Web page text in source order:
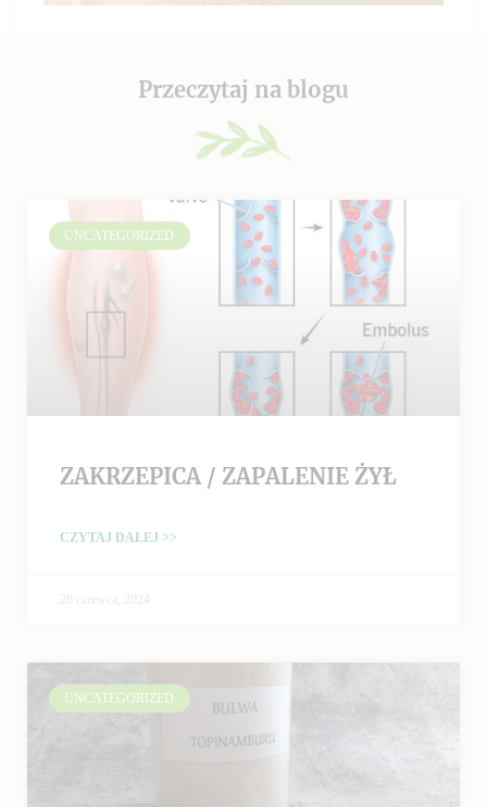
Przeczytaj na blogu
UNCATEGORIZED
ZAKRZEPICA / ZAPALENIE ŻYŁ
CZYTAJ DALEJ >>
26 czerwca, 2024
UNCATEGORIZED